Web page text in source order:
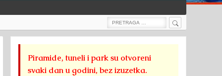
Search
Search
Piramide, tuneli i park su otvoreni
svaki dan u godini, bez izuzetka.